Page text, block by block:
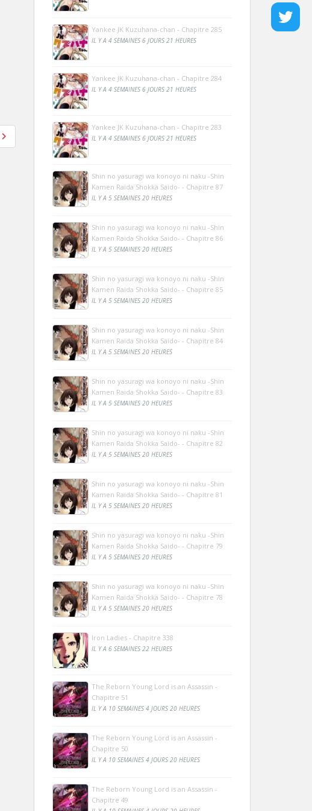
Yankee JK Kuzuhana-chan - Chapitre 285
IL Y A 4 SEMAINES 6 JOURS 21 HEURES
Yankee JK Kuzuhana-chan - Chapitre 284
IL Y A 4 SEMAINES 6 JOURS 21 HEURES
Yankee JK Kuzuhana-chan - Chapitre 283
IL Y A 4 SEMAINES 6 JOURS 21 HEURES
Shin no yasuragi wa konoyo ni naku -Shin
Kamen Raida Shokka Saido- - Chapitre 87
IL Y A 5 SEMAINES 20 HEURES
Shin no yasuragi wa konoyo ni naku -Shin
Kamen Raida Shokka Saido- - Chapitre 86
IL Y A 5 SEMAINES 20 HEURES
Shin no yasuragi wa konoyo ni naku -Shin
Kamen Raida Shokka Saido- - Chapitre 85
IL Y A 5 SEMAINES 20 HEURES
Shin no yasuragi wa konoyo ni naku -Shin
Kamen Raida Shokka Saido- - Chapitre 84
IL Y A 5 SEMAINES 20 HEURES
Shin no yasuragi wa konoyo ni naku -Shin
Kamen Raida Shokka Saido- - Chapitre 83
IL Y A 5 SEMAINES 20 HEURES
Shin no yasuragi wa konoyo ni naku -Shin
Kamen Raida Shokka Saido- - Chapitre 82
IL Y A 5 SEMAINES 20 HEURES
Shin no yasuragi wa konoyo ni naku -Shin
Kamen Raida Shokka Saido- - Chapitre 81
IL Y A 5 SEMAINES 20 HEURES
Shin no yasuragi wa konoyo ni naku -Shin
Kamen Raida Shokka Saido- - Chapitre 79
IL Y A 5 SEMAINES 20 HEURES
Shin no yasuragi wa konoyo ni naku -Shin
Kamen Raida Shokka Saido- - Chapitre 78
IL Y A 5 SEMAINES 20 HEURES
Iron Ladies - Chapitre 338
IL Y A 6 SEMAINES 22 HEURES
The Reborn Young Lord is an Assassin -
Chapitre 51
IL Y A 10 SEMAINES 4 JOURS 20 HEURES
The Reborn Young Lord is an Assassin -
Chapitre 50
IL Y A 10 SEMAINES 4 JOURS 20 HEURES
The Reborn Young Lord is an Assassin -
Chapitre 49